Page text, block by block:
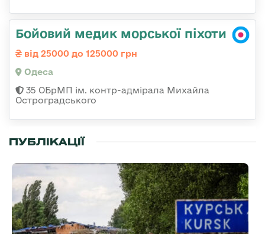
Бойовий медик морської піхоти
від 25000 до 125000 грн
Одеса
35 ОБрМП ім. контр-адмірала Михайла
Остроградського
ПУБЛІКАЦІЇ